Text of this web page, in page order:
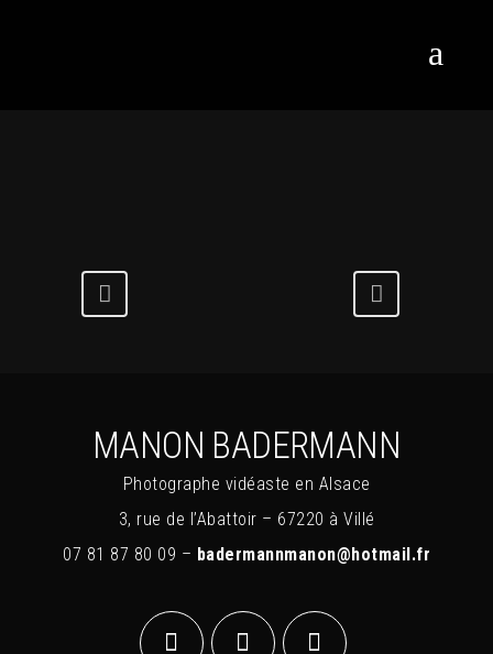
MANON BADERMANN
Photographe vidéaste en Alsace
3, rue de l’Abattoir – 67220 à Villé
07 81 87 80 09 – badermannmanon@hotmail.fr